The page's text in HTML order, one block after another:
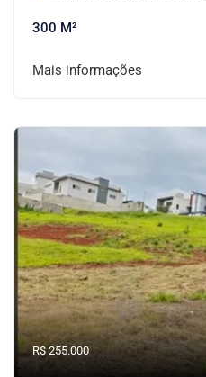
300 M²
Mais informações
R$ 255.000